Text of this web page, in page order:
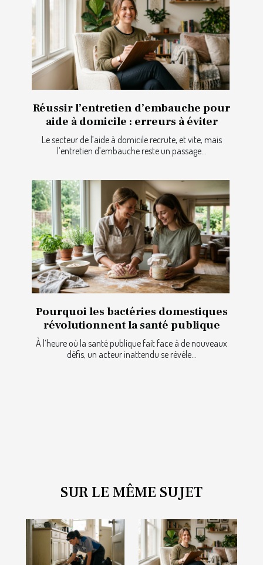
Réussir l’entretien d’embauche pour
aide à domicile : erreurs à éviter
Le secteur de l’aide à domicile recrute, et vite, mais
l’entretien d’embauche reste un passage...
Pourquoi les bactéries domestiques
révolutionnent la santé publique
À l’heure où la santé publique fait face à de nouveaux
défis, un acteur inattendu se révèle...
SUR LE MÊME SUJET